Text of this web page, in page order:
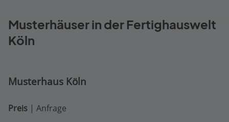
Musterhäuser in der Fertighauswelt
Köln
Musterhaus Köln
Preis | Anfrage